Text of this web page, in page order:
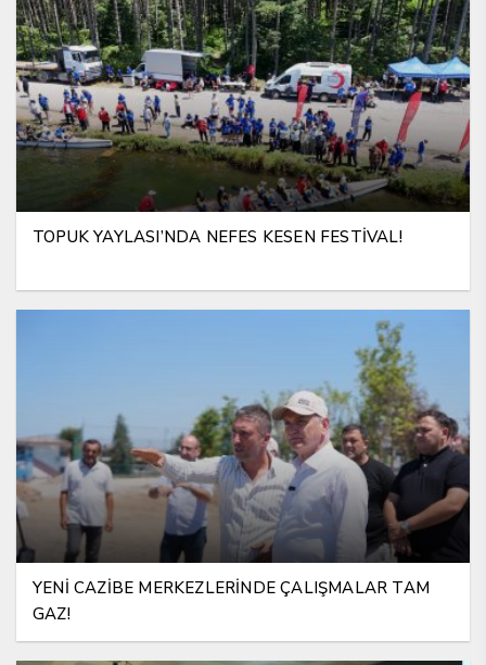
TOPUK YAYLASI’NDA NEFES KESEN FESTİVAL!
YENİ CAZİBE MERKEZLERİNDE ÇALIŞMALAR TAM
GAZ!